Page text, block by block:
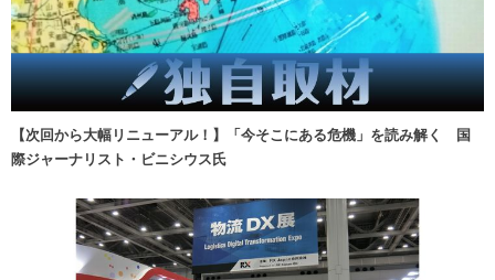
【次回から大幅リニューアル！】「今そこにある危機」を読み解く 国
際ジャーナリスト・ビニシウス氏